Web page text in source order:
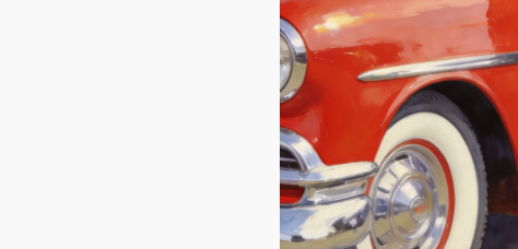
José Alexandre Barbosa da Silva